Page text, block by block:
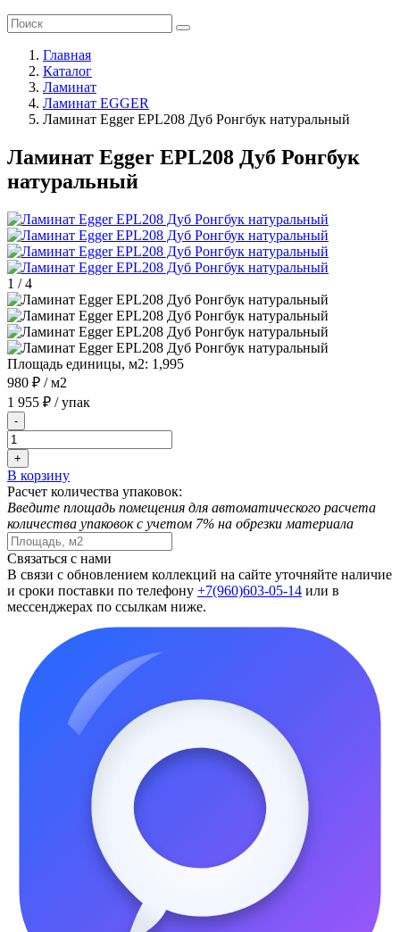
Главная
Каталог
Ламинат
Ламинат EGGER
Ламинат Egger EPL208 Дуб Ронгбук натуральный
Ламинат Egger EPL208 Дуб Ронгбук
натуральный
1 /4
Площадь единицы, м2: 1,995
980 ₽ / м2
1 955 ₽ / упак
-
+
В корзину
Расчет количества упаковок:
Введите площадь помещения для автоматического расчета
количества упаковок с учетом 7% на обрезки материала
Связаться с нами
В связи с обновлением коллекций на сайте уточняйте наличие
и сроки поставки по телефону +7(960)603-05-14 или в
мессенджерах по ссылкам ниже.